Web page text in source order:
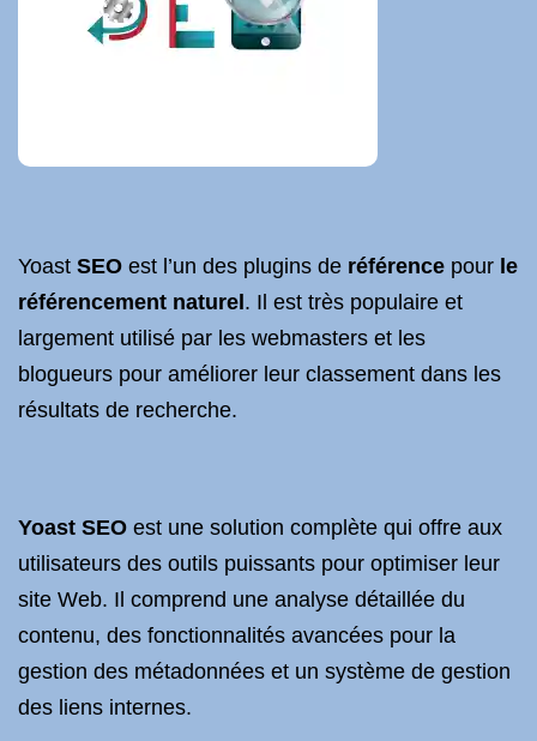
Yoast SEO est l’un des plugins de référence pour le
référencement naturel . Il est très populaire et
largement utilisé par les webmasters et les
blogueurs pour améliorer leur classement dans les
résultats de recherche.
Yoast SEO est une solution complète qui offre aux
utilisateurs des outils puissants pour optimiser leur
site Web. Il comprend une analyse détaillée du
contenu, des fonctionnalités avancées pour la
gestion des métadonnées et un système de gestion
des liens internes.